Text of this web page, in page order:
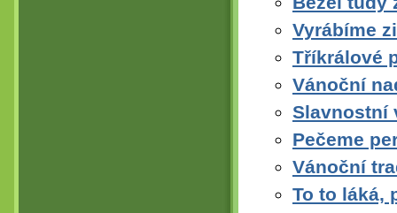
Vyrábíme
Tříkrálové
Vánoční
Slavnostní
Pečeme
Vánoční
To to láká,